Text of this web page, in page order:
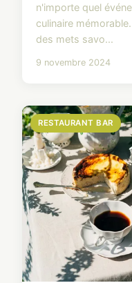
n'importe quel
culinaire
des mets savo...
9 novembre 2024
RESTAURANT BAR